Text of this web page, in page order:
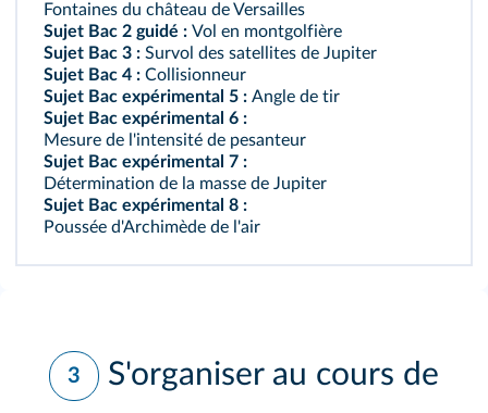
Fontaines du château de Versailles
Sujet Bac 2 guidé : Vol en montgolfière
Sujet Bac 3 : Survol des satellites de Jupiter
Sujet Bac 4 : Collisionneur
Sujet Bac expérimental 5 : Angle de tir
Sujet Bac expérimental 6 :
Mesure de l'intensité de pesanteur
Sujet Bac expérimental 7 :
Détermination de la masse de Jupiter
Sujet Bac expérimental 8 :
Poussée d'Archimède de l'air
3
S'organiser au cours de